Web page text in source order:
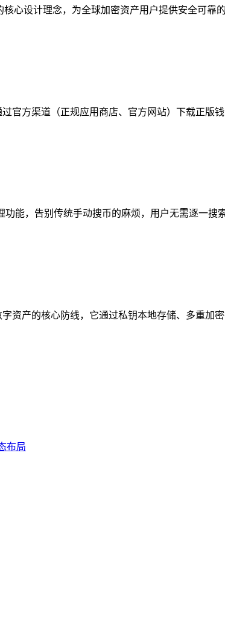
心设计理念，为全球加密资产用户提供安全可靠
官方渠道（正规应用商店、官方网站）下载正版
能，告别传统手动搜币的麻烦，用户无需逐一搜
资产的核心防线，它通过私钥本地存储、多重加